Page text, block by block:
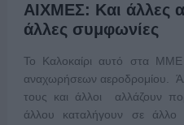
ΑΙΧΜΕΣ: Και άλλες
άλλες συμφωνίες
Το Καλοκαίρι αυτό στα ΜΜΕ
αναχωρήσεων αεροδρομίου.
τους και άλλοι αλλάζουν
άλλου καταλήγουν σε άλλο